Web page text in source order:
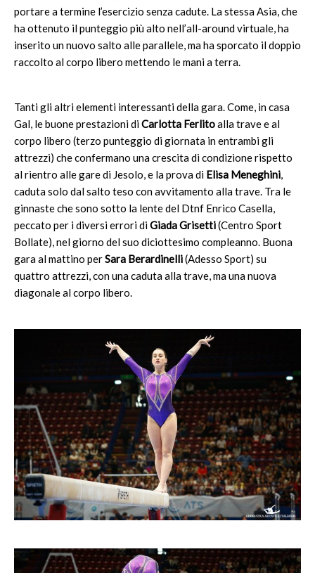
portare a termine l’esercizio senza cadute. La stessa Asia, che
ha ottenuto il punteggio più alto nell’all-around virtuale, ha
inserito un nuovo salto alle parallele, ma ha sporcato il doppio
raccolto al corpo libero mettendo le mani a terra.
Tanti gli altri elementi interessanti della gara. Come, in casa
Gal, le buone prestazioni diCarlotta Ferlitoalla trave e al
corpo libero (terzo punteggio di giornata in entrambi gli
attrezzi) che confermano una crescita di condizione rispetto
al rientro alle gare di Jesolo, e la prova di Elisa Meneghini,
caduta solo dal salto teso con avvitamento alla trave. Tra le
ginnaste che sono sotto la lente del Dtnf Enrico Casella,
peccato per i diversi errori diGiada Grisetti(Centro Sport
Bollate), nel giorno del suo diciottesimo compleanno. Buona
gara al mattino perSara Berardinelli(Adesso Sport) su
quattro attrezzi, con una caduta alla trave, ma una nuova
diagonale al corpo libero.